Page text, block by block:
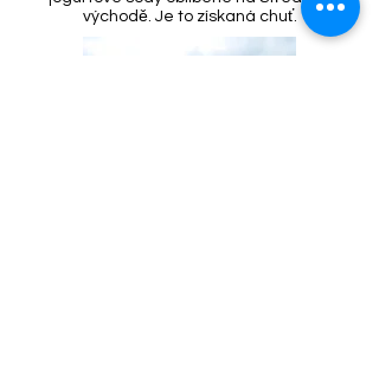
východě. Je to získaná chuť.